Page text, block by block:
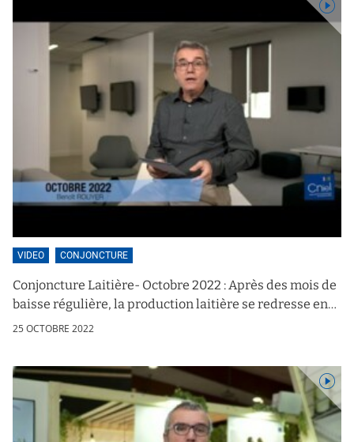
VIDEO CONJONCTURE
Conjoncture Laitière- Octobre 2022 : Après des mois de
baisse régulière, la production laitière se redresse en
France !
25 OCTOBRE 2022